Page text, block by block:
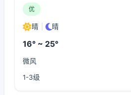
优
晴 晴
16° ~ 25°
微风
1-3级